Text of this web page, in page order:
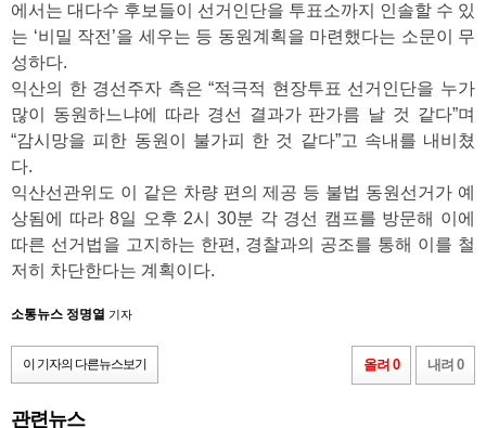
에서는 대다수 후보들이 선거인단을 투표소까지 인솔할 수 있
는 ‘비밀 작전’을 세우는 등 동원계획을 마련했다는 소문이 무
성하다.
익산의 한 경선주자 측은 “적극적 현장투표 선거인단을 누가
많이 동원하느냐에 따라 경선 결과가 판가름 날 것 같다”며
“감시망을 피한 동원이 불가피 한 것 같다”고 속내를 내비쳤
다.
익산선관위도 이 같은 차량 편의 제공 등 불법 동원선거가 예
상됨에 따라 8일 오후 2시 30분 각 경선 캠프를 방문해 이에
따른 선거법을 고지하는 한편, 경찰과의 공조를 통해 이를 철
저히 차단한다는 계획이다.
소통뉴스 정명열 기자
이 기자의 다른뉴스보기 올려 0 내려 0
관련뉴스